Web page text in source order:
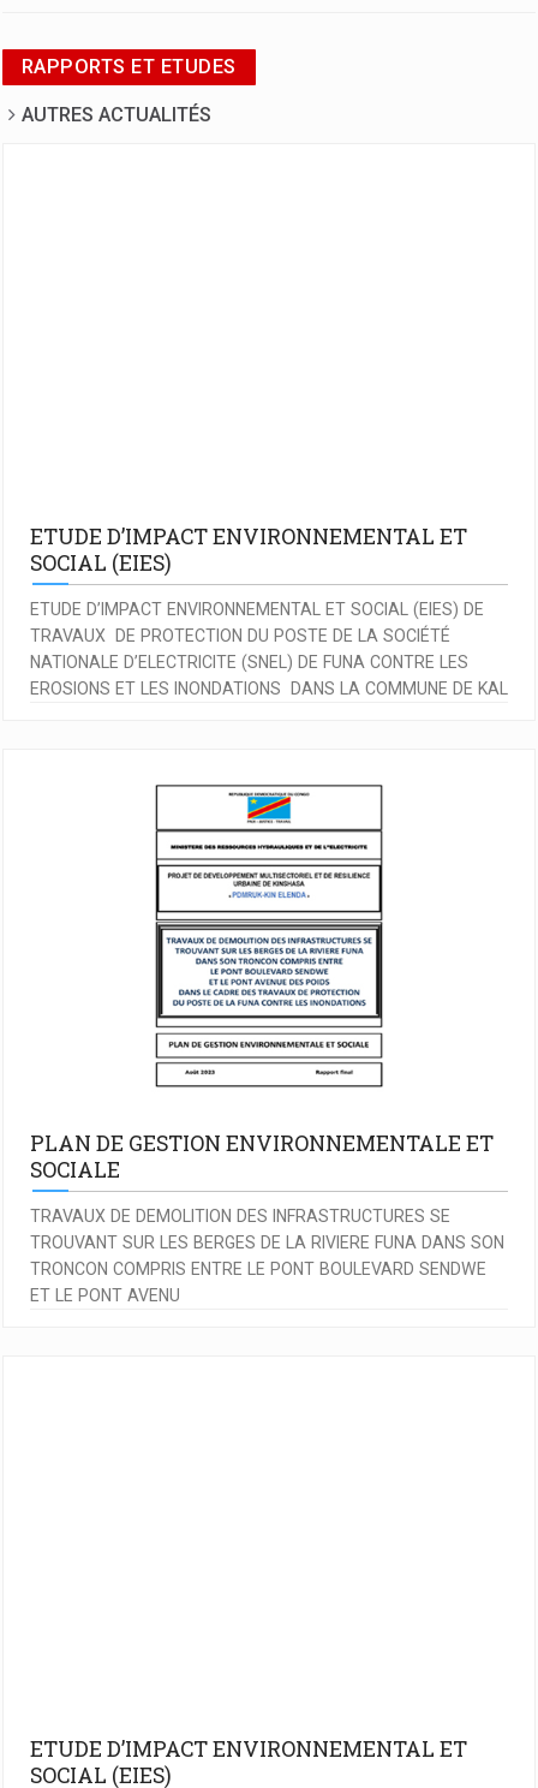
RAPPORTS ET ETUDES
AUTRES ACTUALITÉS
ETUDE D’IMPACT ENVIRONNEMENTAL ET
SOCIAL (EIES)
ETUDE D’IMPACT ENVIRONNEMENTAL ET SOCIAL (EIES) DE
TRAVAUX DE PROTECTION DU POSTE DE LA SOCIÉTÉ
NATIONALE D’ELECTRICITE (SNEL) DE FUNA CONTRE LES
EROSIONS ET LES INONDATIONS DANS LA COMMUNE DE KAL
PLAN DE GESTION ENVIRONNEMENTALE ET
SOCIALE
TRAVAUX DE DEMOLITION DES INFRASTRUCTURES SE
TROUVANT SUR LES BERGES DE LA RIVIERE FUNA DANS SON
TRONCON COMPRIS ENTRE LE PONT BOULEVARD SENDWE
ET LE PONT AVENU
ETUDE D’IMPACT ENVIRONNEMENTAL ET
SOCIAL (EIES)